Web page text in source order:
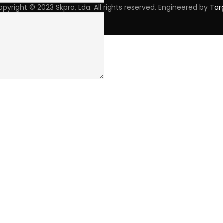
© 2023 Skpro, Lda. All rights reserved. Engineered by